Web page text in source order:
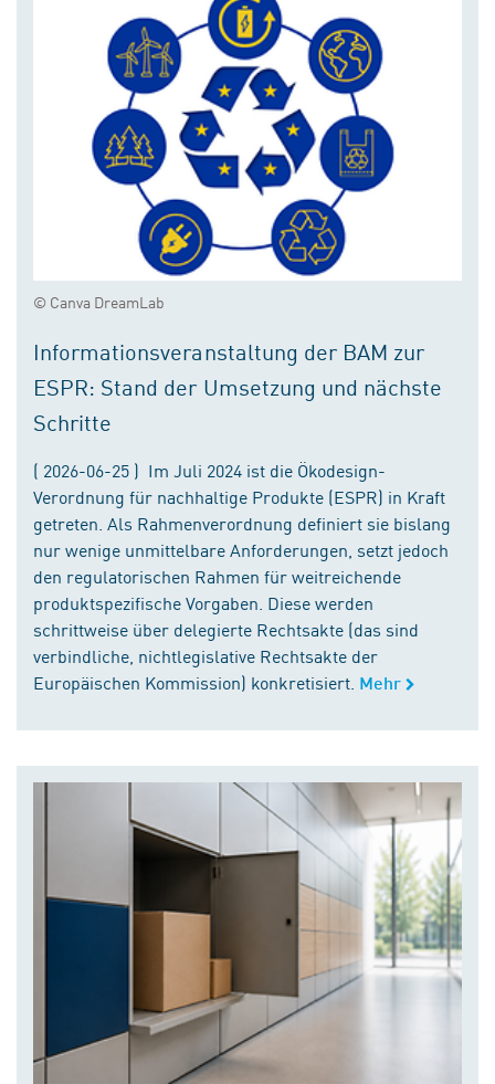
© Canva DreamLab
Informationsveranstaltung der BAM zur
ESPR: Stand der Umsetzung und nächste
Schritte
( 2026-06-25 ) Im Juli 2024 ist die Ökodesign-
Verordnung für nachhaltige Produkte (ESPR) in Kraft
getreten. Als Rahmenverordnung definiert sie bislang
nur wenige unmittelbare Anforderungen, setzt jedoch
den regulatorischen Rahmen für weitreichende
produktspezifische Vorgaben. Diese werden
schrittweise über delegierte Rechtsakte (das sind
verbindliche, nichtlegislative Rechtsakte der
Europäischen Kommission) konkretisiert. Mehr